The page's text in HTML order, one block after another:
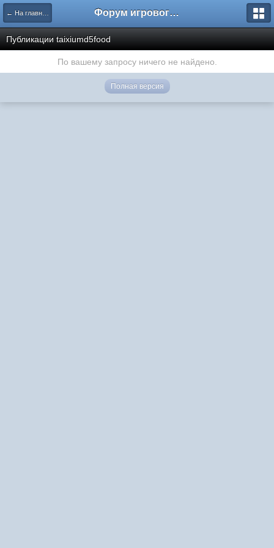
← На главную Форум игрового проекта Riverrise
Публикации taixiumd5food
По вашему запросу ничего не найдено.
Полная версия